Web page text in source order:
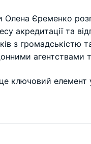
Олена Єременко
акредитації та
з
ключовий